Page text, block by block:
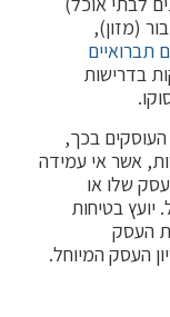
(מזון),
תברואיים
בדרישות
העוסקים בכך,
אשר אי עמידה
שלו או
יועץ בטיחות
העסק
העסק המיוחל.